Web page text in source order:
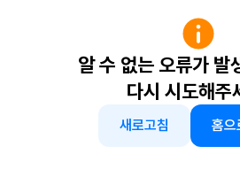
알 수 없는 오류가 발
다시 시도해주
새로고침 홈으